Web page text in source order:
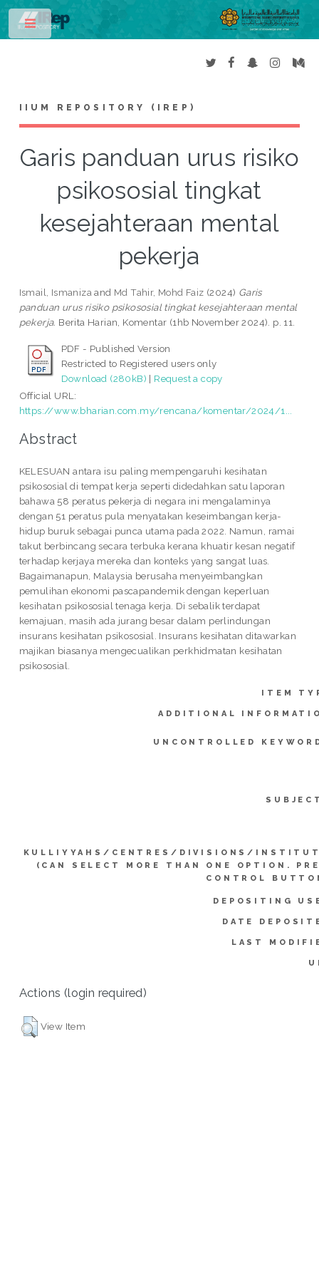
IIUM REPOSITORY (IREP)
Garis panduan urus risiko
psikososial tingkat
kesejahteraan mental
pekerja
Ismail, Ismaniza and Md Tahir, Mohd Faiz (2024) Garis
panduan urus risiko psikososial tingkat kesejahteraan mental
pekerja. Berita Harian, Komentar (1hb November 2024). p. 11.
PDF - Published Version
Restricted to Registered users only
Download (280kB) | Request a copy
Official URL:
https://www.bharian.com.my/rencana/komentar/2024/1...
Abstract
KELESUAN antara isu paling mempengaruhi kesihatan
psikososial di tempat kerja seperti didedahkan satu laporan
bahawa 58 peratus pekerja di negara ini mengalaminya
dengan 51 peratus pula menyatakan keseimbangan kerja-
hidup buruk sebagai punca utama pada 2022. Namun, ramai
takut berbincang secara terbuka kerana khuatir kesan negatif
terhadap kerjaya mereka dan konteks yang sangat luas.
Bagaimanapun, Malaysia berusaha menyeimbangkan
pemulihan ekonomi pascapandemik dengan keperluan
kesihatan psikososial tenaga kerja. Di sebalik terdapat
kemajuan, masih ada jurang besar dalam perlindungan
insurans kesihatan psikososial. Insurans kesihatan ditawarkan
majikan biasanya mengecualikan perkhidmatan kesihatan
psikososial.
ITEM
ADDITIONAL
UNCONTROLLED
KULLIYYAHS/CENTRES/DIVISIONS/
(CAN SELECT MORE THAN ONE OPTION.
CONTROL
DEPOSITING
DATE
LAST
Actions (login required)
View Item
Toggle